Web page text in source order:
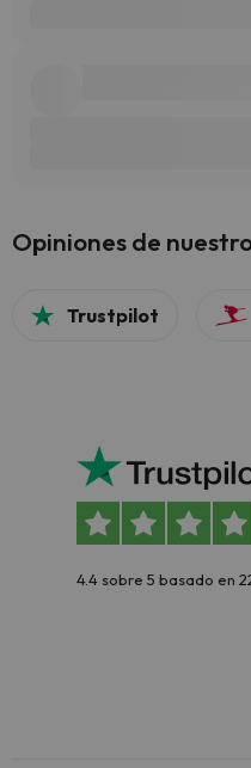
Opiniones de
Trustpilot
4.4 sobre 5 basado en